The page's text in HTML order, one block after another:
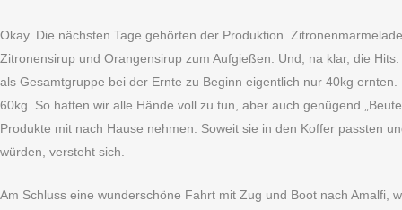
Okay. Die nächsten Tage gehörten der Produktion.
Zitronensirup und Orangensirup zum Aufgießen. Und, na klar, die
als Gesamtgruppe bei der Ernte zu Beginn eigentlich nur 40kg
60kg. So hatten wir alle Hände voll zu tun, aber auch genügend
Produkte mit nach Hause nehmen. Soweit sie in den Koffer passten
würden, versteht sich.
Am Schluss eine wunderschöne Fahrt mit Zug und Boot nach Amalfi,